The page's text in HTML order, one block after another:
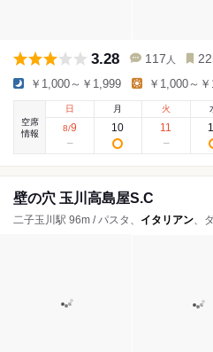
3.28 117 人
￥1,000～￥1,999 ￥1,000～
空席
情報
日
8/9
月
10
火
11
壁の穴 玉川高島屋S.C
二子玉川駅 96m / パスタ、 イタリアン、